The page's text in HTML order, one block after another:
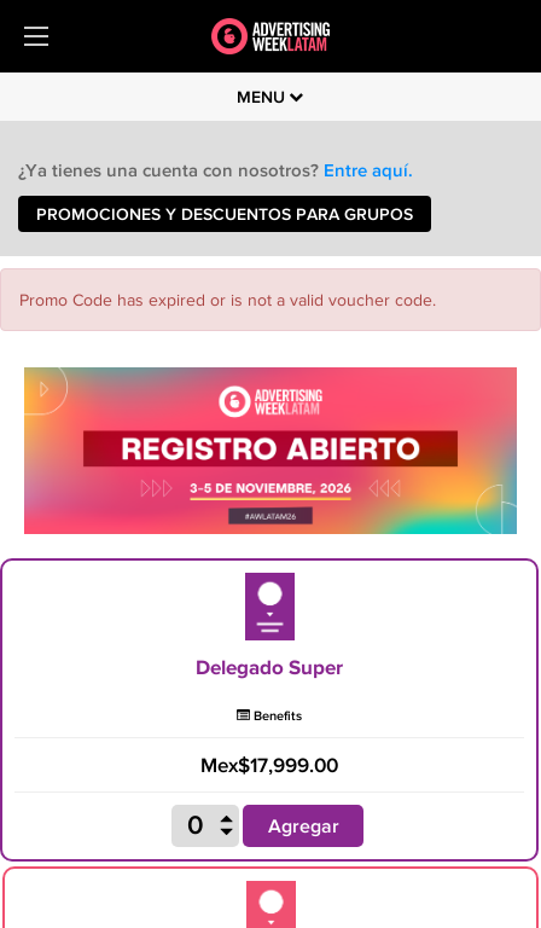
MENU
¿Ya tienes una cuenta con nosotros? Entre aquí.
PROMOCIONES Y DESCUENTOS PARA GRUPOS
Promo Code has expired or is not a valid voucher code.
Delegado Super
Benefits
Mex$17,999.00
Agregar